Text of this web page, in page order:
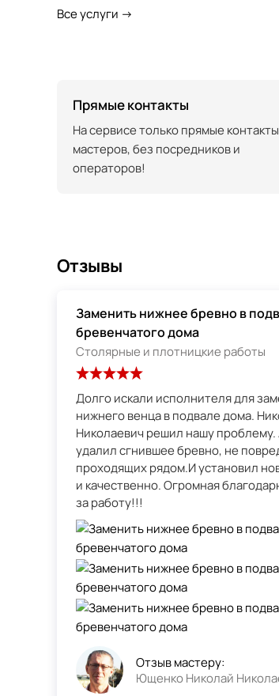
Все услуги ->
Прямые контакты
На сервисе только прямые контакты
мастеров, без посредников и
операторов!
Отзывы
Заменить нижнее бревно в
бревенчатого дома
Столярные и плотницкие работы
Долго искали исполнителя для
нижнего венца в подвале дома. Николай
Николаевич решил нашу проблему.
удалил сгнившее бревно, не
проходящих рядом.И установил
и качественно. Огромная
за работу!!!
Отзыв мастеру:
Ющенко Николай